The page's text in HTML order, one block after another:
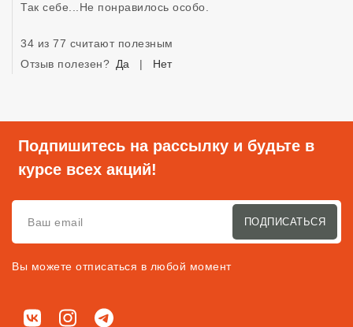
Так себе...Не понравилось особо.
34 из 77 считают полезным
Отзыв полезен? Да | Нет
Подпишитесь на рассылку и будьте в
курсе всех акций!
ПОДПИСАТЬСЯ
Вы можете отписаться в любой момент
Мы в соц. сетях
ВКонтактеInstagramTelegram